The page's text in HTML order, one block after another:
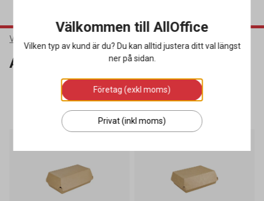
Varumärken
Abena
SORTERA
122 produkter
Välkommen till AllOffice
Vilken typ av kund är du? Du kan alltid justera ditt val längst
ner på sidan.
Företag (exkl moms)
Privat (inkl moms)